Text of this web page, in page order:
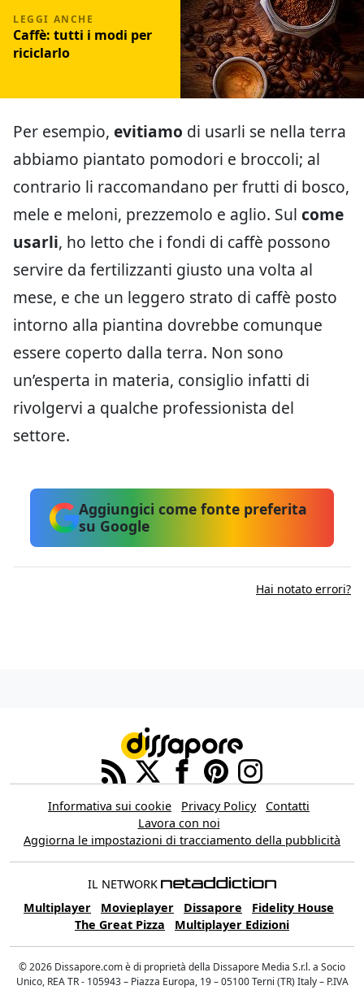
Caffè: tutti i modi per
riciclarlo
Per esempio, evitiamo di usarli se nella terra
abbiamo piantato pomodori e broccoli; al
contrario li raccomandano per frutti di bosco,
mele e meloni, prezzemolo e aglio. Sul come
usarli, ho letto che i fondi di caffè possono
servire da fertilizzanti giusto una volta al
mese, e che un leggero strato di caffè posto
intorno alla piantina dovrebbe comunque
essere coperto dalla terra. Non sono
un’esperta in materia, consiglio infatti di
rivolgervi a qualche professionista del
settore.
Aggiungici come fonte preferita
su Google
Hai notato errori?
Informativa sui cookie Privacy Policy
Contatti
Lavora con noi
Aggiorna le impostazioni di tracciamento della pubblicità
IL NETWORK
Multiplayer
Movieplayer Dissapore
Fidelity House
The Great Pizza
Multiplayer Edizioni
© 2026 Dissapore.com è di proprietà della Dissapore Media S.r.l. a Socio
Unico, REA TR - 105943 – Piazza Europa, 19 – 05100 Terni (TR) Italy – P.IVA